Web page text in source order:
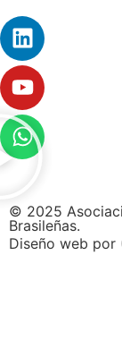
© 2025
Brasileñas.
Diseño web por